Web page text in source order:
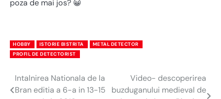
poza de mai jos? 😀
HOBBY ISTORIE BISTRITA
METAL DETECTOR
PROFIL DE DETECTORIST
Navigare
Intalnirea Nationala de la
Bran editia a 6-a in 13-15
Video- descoperirea
buzduganului medieval de